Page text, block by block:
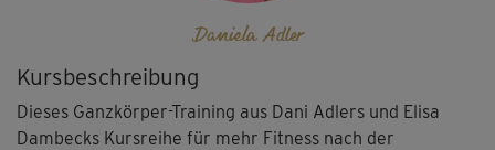
Kursbeschreibung
Dieses Ganzkörper-Training aus Dani Adlers und Elisa
Dambecks Kursreihe für mehr Fitness nach der
Daniela Adler